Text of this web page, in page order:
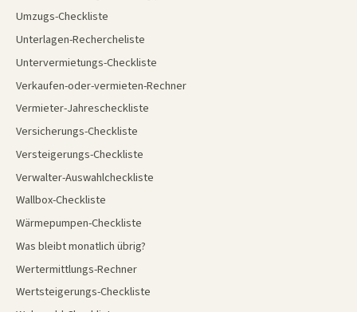
Umzugs-Checkliste
Unterlagen-Rechercheliste
Untervermietungs-Checkliste
Verkaufen-oder-vermieten-Rechner
Vermieter-Jahrescheckliste
Versicherungs-Checkliste
Versteigerungs-Checkliste
Verwalter-Auswahlcheckliste
Wallbox-Checkliste
Wärmepumpen-Checkliste
Was bleibt monatlich übrig?
Wertermittlungs-Rechner
Wertsteigerungs-Checkliste